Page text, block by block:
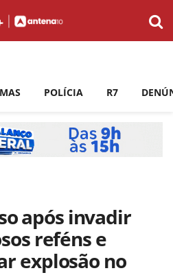
POLÍCIA R7
após invadir
reféns e
explosão no